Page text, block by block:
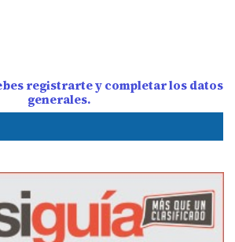
registrarte y completar los datos
generales.